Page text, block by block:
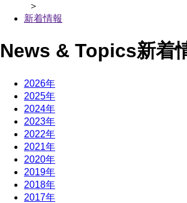
＞
新着情報
News & Topics新着
2026年
2025年
2024年
2023年
2022年
2021年
2020年
2019年
2018年
2017年